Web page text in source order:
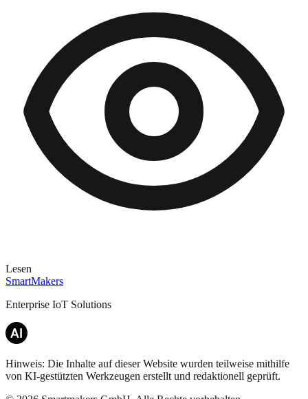
Lesen
SmartMakers
Enterprise IoT Solutions
Hinweis: Die Inhalte auf dieser Website wurden teilweise mithilfe
von KI-gestützten Werkzeugen erstellt und redaktionell geprüft.